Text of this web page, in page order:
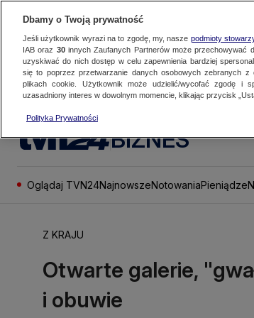
BIZNES
Oglądaj TVN24NajnowszeNotowaniaPieniądze
Z KRAJU
Otwarte galerie,
i obuwie
Dbamy o Twoją prywatność
Jeśli użytkownik wyrazi na to zgodę, my, nasze podmioty
IAB oraz 30innych Zaufanych Partnerów może przechowywać
uzyskiwać do nich dostęp w celu zapewnienia bardziej
się to poprzez przetwarzanie danych osobowych zebranych z
plikach cookie. Użytkownik może udzielić/wycofać zgodę i
uzasadniony interes w dowolnym momencie, klikając przycisk
Polityka Prywatności